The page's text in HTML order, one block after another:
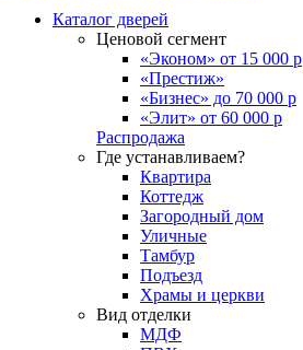
Каталог дверей
Ценовой сегмент
«Эконом» от 15 000 р
«Престиж»
«Бизнес» до 70 000 р
«Элит» от 60 000 р
Распродажа
Где устанавливаем?
Квартира
Коттедж
Загородный дом
Уличные
Тамбур
Подъезд
Храмы и церкви
Вид отделки
МДФ